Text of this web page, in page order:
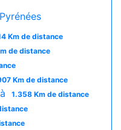
Km de distance
de distance
Km de distance
1.358 Km de distance